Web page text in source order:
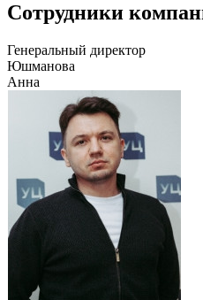
Сотрудники
Генеральный директор
Юшманова
Анна